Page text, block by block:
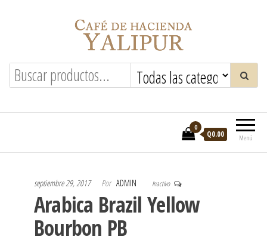
contenido
Hacienda Yalipur
Menú
0
Q0.00
septiembre 29, 2017 Por ADMIN Inactivo
Arabica Brazil Yellow
Bourbon PB